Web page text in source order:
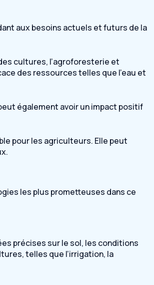
aux besoins actuels et futurs de la
cultures, l’agroforesterie et
des ressources telles que l’eau et
également avoir un impact positif
pour les agriculteurs. Elle peut
les plus prometteuses dans ce
précises sur le sol, les conditions
telles que l’irrigation, la